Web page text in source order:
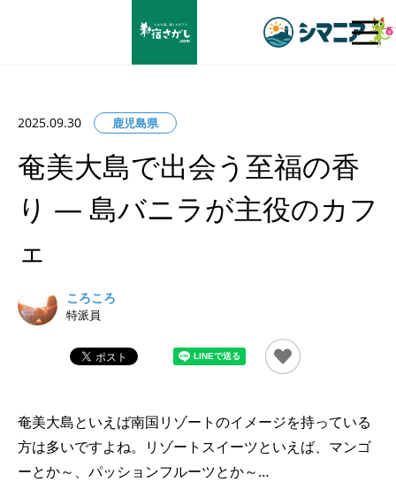
2025.09.30 鹿児島県
奄美大島で出会う至福の香
り ― 島バニラが主役のカフ
ェ
ころころ
特派員
奄美大島といえば南国リゾートのイメージを持っている
方は多いですよね。リゾートスイーツといえば、マンゴ
ーとか～、パッションフルーツとか～…